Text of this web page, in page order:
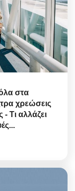
στα
χρεώσεις
- Τι αλλάζει